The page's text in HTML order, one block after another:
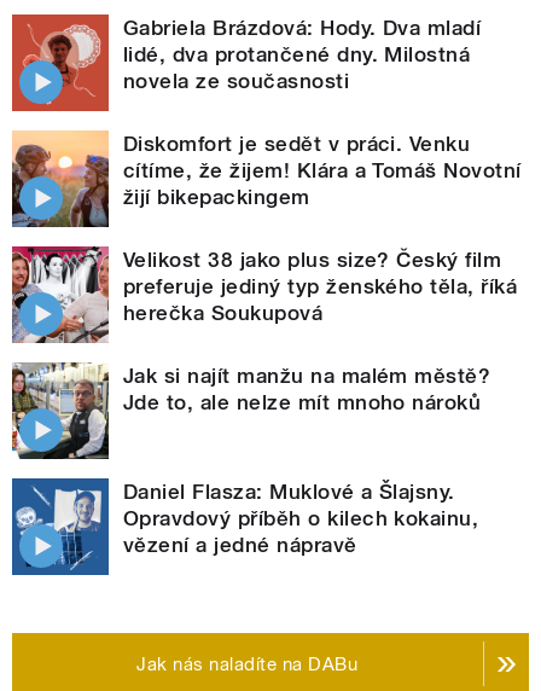
Gabriela Brázdová: Hody. Dva mladí
lidé, dva protančené dny. Milostná
novela ze současnosti
Diskomfort je sedět v práci. Venku
cítíme, že žijem! Klára a Tomáš Novotní
žijí bikepackingem
Velikost 38 jako plus size? Český film
preferuje jediný typ ženského těla, říká
herečka Soukupová
Jak si najít manžu na malém městě?
Jde to, ale nelze mít mnoho nároků
Daniel Flasza: Muklové a Šlajsny.
Opravdový příběh o kilech kokainu,
vězení a jedné nápravě
Jak nás naladíte na DABu